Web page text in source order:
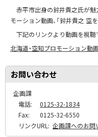
赤平市出身の鈴井貴之氏が魅
モーション動画、「鈴井貴之 空
下記のリンクより動画を視聴
北海道・空知プロモーション動
お問い合わせ
企画課
電話:
0125-32-1834
Fax:
0125-32-6550
リンクURL: 企画課へのお問